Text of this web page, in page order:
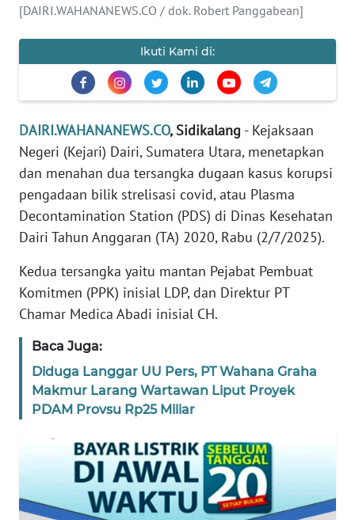
[DAIRI.WAHANANEWS.CO / dok. Robert Panggabean]
Ikuti Kami di:
DAIRI.WAHANANEWS.CO, Sidikalang - Kejaksaan
Negeri (Kejari) Dairi, Sumatera Utara, menetapkan
dan menahan dua tersangka dugaan kasus korupsi
pengadaan bilik strelisasi covid, atau Plasma
Decontamination Station (PDS) di Dinas Kesehatan
Dairi Tahun Anggaran (TA) 2020, Rabu (2/7/2025).
Kedua tersangka yaitu mantan Pejabat Pembuat
Komitmen (PPK) inisial LDP, dan Direktur PT
Chamar Medica Abadi inisial CH.
Baca Juga:
Diduga Langgar UU Pers, PT Wahana Graha
Makmur Larang Wartawan Liput Proyek
PDAM Provsu Rp25 Miliar
KAMI
PEDOMAN
MEDIA
SIBER
REDAKSI
KARIR
DISCLAIMER
Wahana
Regional
WN
SUMUT